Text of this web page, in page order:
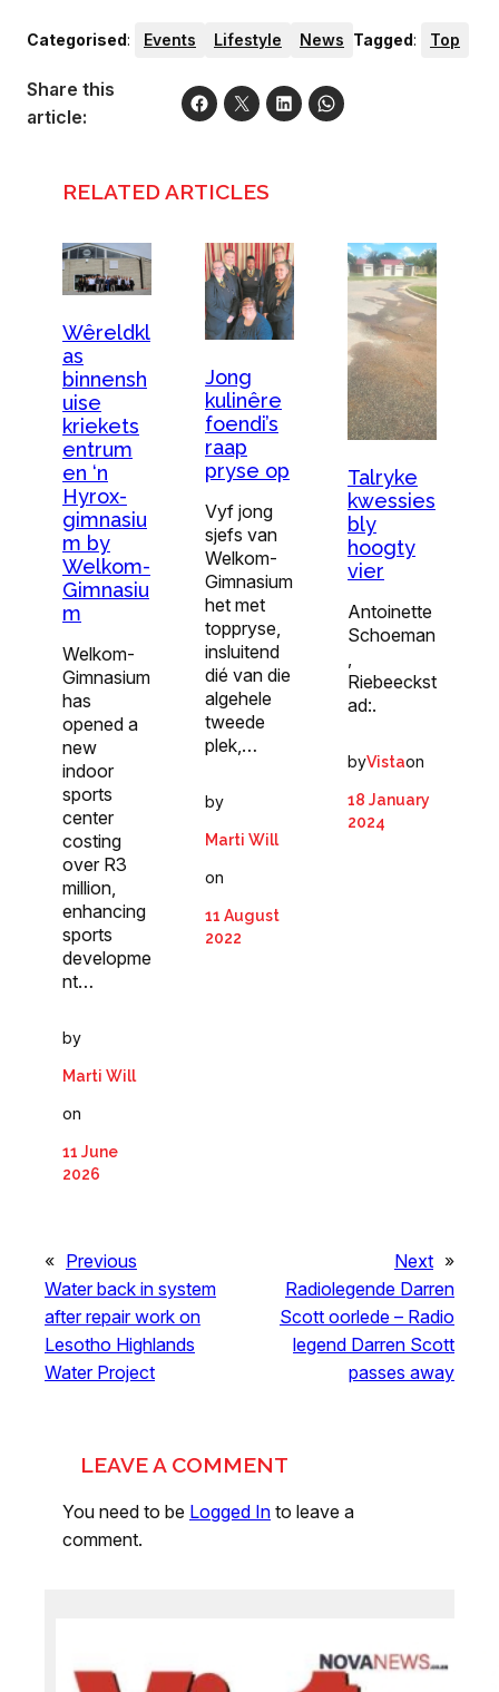
Categorised: Events Lifestyle News Tagged: Top
Share this
article:
RELATED ARTICLES
Wêreldkl
as
binnensh
uise
kriekets
entrum
en ‘n
Hyrox-
gimnasiu
m by
Welkom-
Gimnasiu
m
Welkom-
Gimnasium
has
opened a
new
indoor
sports
center
costing
over R3
million,
enhancing
sports
developme
nt…
by
Marti Will
on
11 June
2026
Jong
kulinêre
foendi’s
raap
pryse op
Vyf jong
sjefs van
Welkom-
Gimnasium
het met
toppryse,
insluitend
dié van die
algehele
tweede
plek,…
by
Marti Will
on
11 August
2022
Talryke
kwessies
bly
hoogty
vier
Antoinette
Schoeman
,
Riebeeckst
ad:.
byVistaon
18 January
2024
« Previous
Water back in system
after repair work on
Lesotho Highlands
Water Project
Next »
Radiolegende Darren
Scott oorlede – Radio
legend Darren Scott
passes away
LEAVE A COMMENT
You need to be Logged In to leave a
comment.